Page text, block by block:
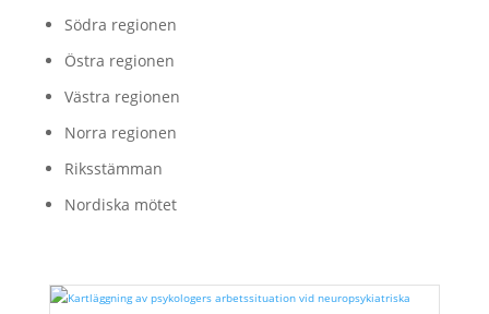
Södra regionen
Östra regionen
Västra regionen
Norra regionen
Riksstämman
Nordiska mötet